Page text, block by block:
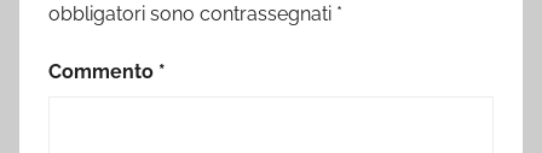
obbligatori sono contrassegnati *
Commento *